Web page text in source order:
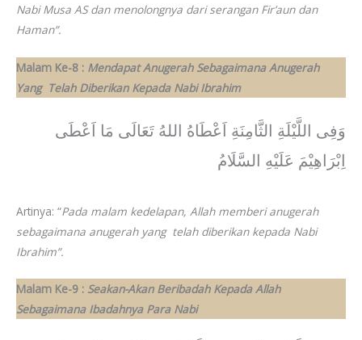
Nabi Musa AS dan menolongnya dari serangan Fir’aun dan
Haman”.
Malam Ke-8 : Mendapat Anugerah Sebagaimana Anugerah
Yang Telah Diberikan Kepada Nabi Ibrahim
وَفِى اللَّيْلَةِ الثَّامِنَةِ اَعْطَاهُ اللهُ تَعَالَى مَا اَعْطَى
اِبْرَاهِيْمَ عَلَيْهِ السَّلَامُ
Artinya: “Pada malam kedelapan, Allah memberi anugerah
sebagaimana anugerah yang telah diberikan kepada Nabi
Ibrahim”.
Malam Ke-9 : Seakan-Akan Beribadah Kepada Allah
Sebagaimana Ibadahnya Para Nabi